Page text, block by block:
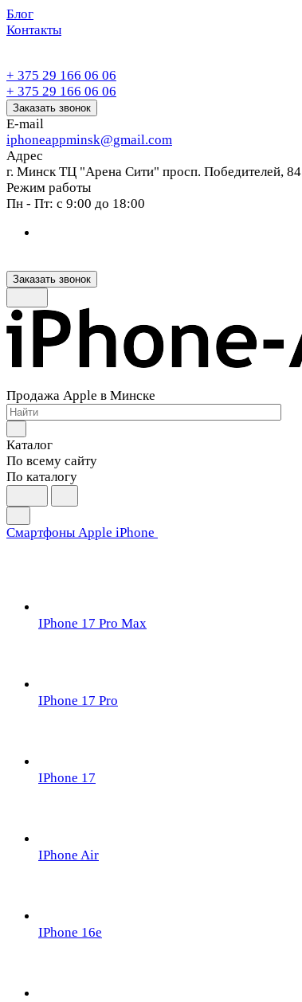
Блог
Контакты
+ 375 29 166 06 06
+ 375 29 166 06 06
Заказать звонок
E-mail
iphoneappminsk@gmail.com
Адрес
г. Минск ТЦ "Арена Сити" просп. Победителей, 84
Режим работы
Пн - Пт: с 9:00 до 18:00
Заказать звонок
Продажа Apple в Минске
Каталог
По всему сайту
По каталогу
Смартфоны Apple iPhone
IPhone 17 Pro Max
IPhone 17 Pro
IPhone 17
IPhone Air
IPhone 16e